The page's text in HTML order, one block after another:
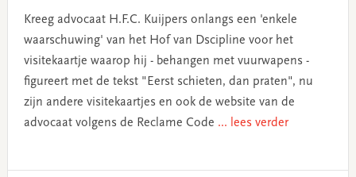
Kreeg advocaat H.F.C. Kuijpers onlangs een 'enkele
waarschuwing' van het Hof van Dscipline voor het
visitekaartje waarop hij - behangen met vuurwapens -
figureert met de tekst "Eerst schieten, dan praten", nu
zijn andere visitekaartjes en ook de website van de
advocaat volgens de Reclame Code ... lees verder